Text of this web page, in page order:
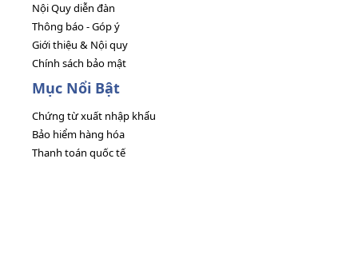
Nội Quy diễn đàn
Thông báo - Góp ý
Giới thiệu & Nội quy
Chính sách bảo mật
Mục Nổi Bật
Chứng từ xuất nhập khẩu
Bảo hiểm hàng hóa
Thanh toán quốc tế